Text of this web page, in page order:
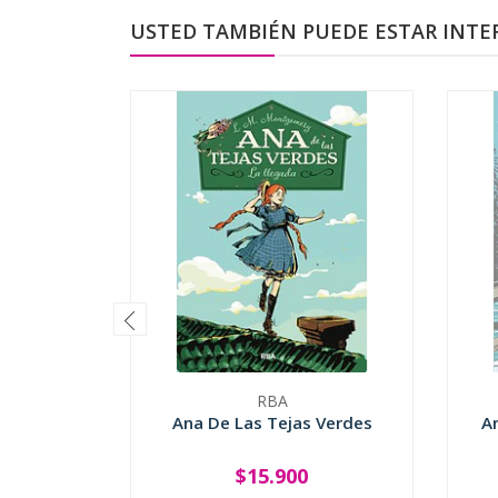
USTED TAMBIÉN PUEDE ESTAR
RBA
Ana De Las Tejas Verdes
+
$15.900